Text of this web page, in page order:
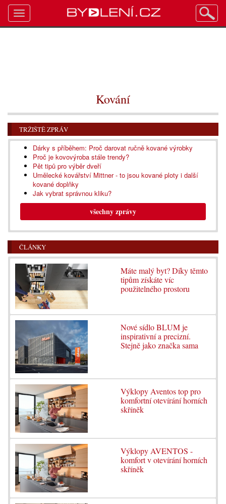
Kování
TRŽIŠTĚ ZPRÁV
Dárky s příběhem: Proč darovat ručně kované výrobky
Proč je kovovýroba stále trendy?
Pět tipů pro výběr dveří
Umělecké kovářství Mittner - to jsou kované ploty i další
kované doplňky
Jak vybrat správnou kliku?
všechny zprávy
ČLÁNKY
Máte malý byt? Díky těmto
tipům získáte víc
použitelného prostoru
Nové sídlo BLUM je
inspirativní a precizní.
Stejně jako značka sama
Výklopy Aventos top pro
komfortní otevírání horních
skříněk
Výklopy AVENTOS -
komfort v otevírání horních
skříněk
Toggle
navigation